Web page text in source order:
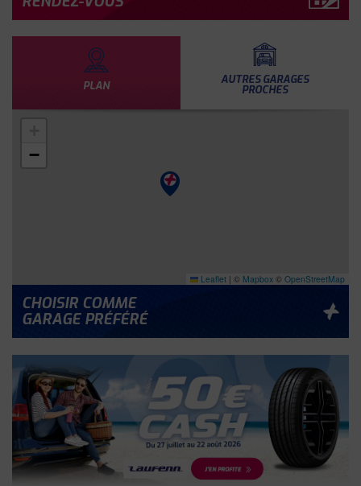
PLAN AUTRES GARAGES
PROCHES
−
Leaflet | © Mapbox © OpenStreetMap
CHOISIR COMME
GARAGE PRÉFÉRÉ